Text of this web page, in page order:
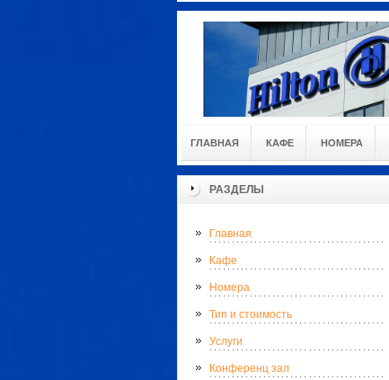
ГЛАВНАЯ КАФЕ НОМЕРА
РАЗДЕЛЫ
Главная
Кафе
Номера
Тип и стоимость
Услуги
Конференц зал